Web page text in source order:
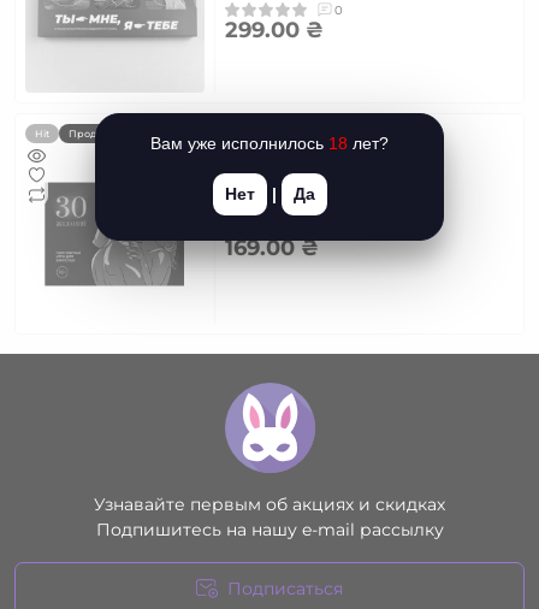
0
299.00 ₴
Hit Продано Игра 30 Желаний (RU)
169.00 ₴
Узнавайте первым об акциях и скидках
Подпишитесь на нашу e-mail рассылку
Подписаться
Вам уже исполнилось 18 лет?
Нет | Да